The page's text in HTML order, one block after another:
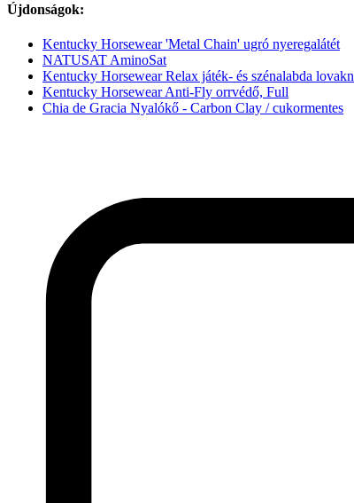
Újdonságok:
Kentucky Horsewear 'Metal Chain' ugró nyeregalátét
NATUSAT AminoSat
Kentucky Horsewear Relax játék- és szénalabda
Kentucky Horsewear Anti-Fly orrvédő, Full
Chia de Gracia Nyalókő - Carbon Clay / cukormentes